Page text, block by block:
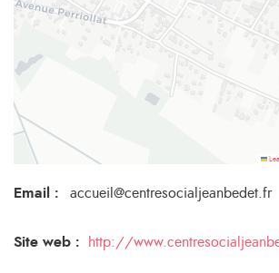
Email : accueil@centresocialjeanbedet.fr
Site web : http://